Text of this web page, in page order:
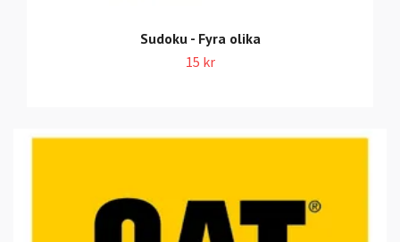
Sudoku - Fyra olika
15 kr